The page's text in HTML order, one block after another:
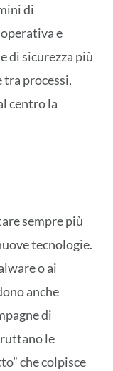
di
e
di sicurezza più
tra processi,
centro la
sempre più
tecnologie.
o ai
anche
di
le
che colpisce